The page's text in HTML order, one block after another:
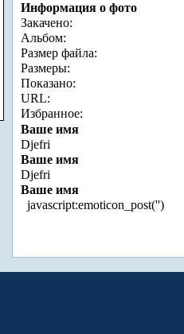
Информация о фото
Закачено:
Альбом:
Размер файла:
Размеры:
Показано:
URL:
Избранное:
Ваше имя
Djefri
Ваше имя
Djefri
Ваше имя
javascript:emoticon_post('')